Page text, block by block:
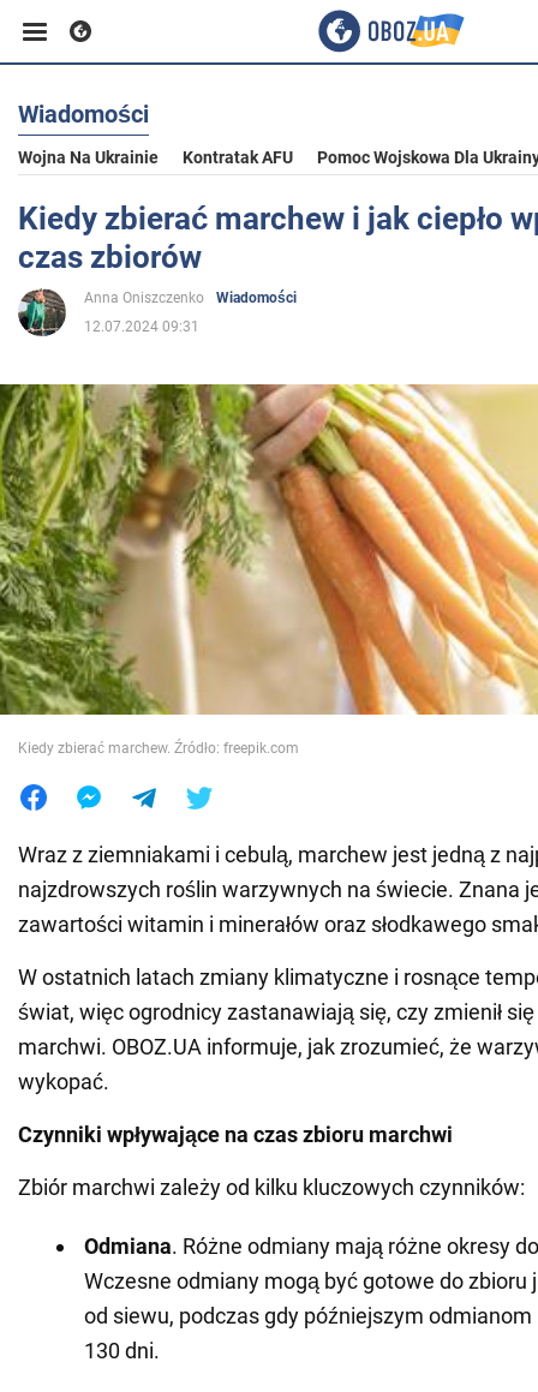
Biznes
Sport
Rozrywka
Polityka
Społeczeństwo
Wojna na Ukrainie
Świat
Jedzenie
Wiadomości
Wojna Na Ukrainie Kontratak AFU Pomoc Wojskowa Dla
Kiedy zbierać marchew i jak ciepło
czas zbiorów
Anna Oniszczenko
Wiadomości
12.07.2024 09:31
Kiedy zbierać marchew. Źródło: freepik.com
Wraz z ziemniakami i cebulą, marchew jest jedną z
najzdrowszych roślin warzywnych na świecie. Znana
zawartości witamin i minerałów oraz słodkawego
W ostatnich latach zmiany klimatyczne i rosnące
świat, więc ogrodnicy zastanawiają się, czy zmienił
marchwi. OBOZ.UA informuje, jak zrozumieć, że
wykopać.
Czynniki wpływające na czas zbioru marchwi
Zbiór marchwi zależy od kilku kluczowych czynników:
Odmiana. Różne odmiany mają różne okresy
Wczesne odmiany mogą być gotowe do zbioru
od siewu, podczas gdy późniejszym
130 dni.